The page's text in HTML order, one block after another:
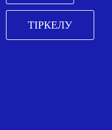
ТІРКЕЛУ